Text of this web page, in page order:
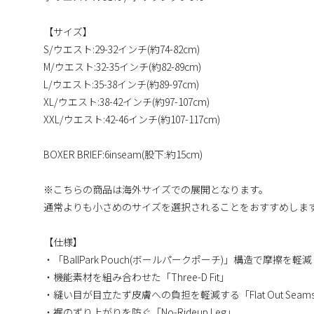
【サイズ】
S/ウエスト:29-32インチ(約74-82cm)
M/ウエスト:32-35インチ(約82-89cm)
L/ウエスト:35-38インチ(約89-97cm)
XL/ウエスト:38-42インチ(約97-107cm)
XXL/ウエスト:42-46インチ(約107-117cm)
BOXER BRIEF:6inseam(股下:約15cm)
※こちらの商品は海外サイズでの展開となります。
通常よりも小さめのサイズを選択されることをおすすめします
【仕様】
・「BallPark Pouch(ボールパークポーチ)」構造で摩擦を軽減
・機能素材を組み合わせた「Three-D Fit」
・縫い目が目立たず皮膚への負担を軽減する「Flat Out Seams